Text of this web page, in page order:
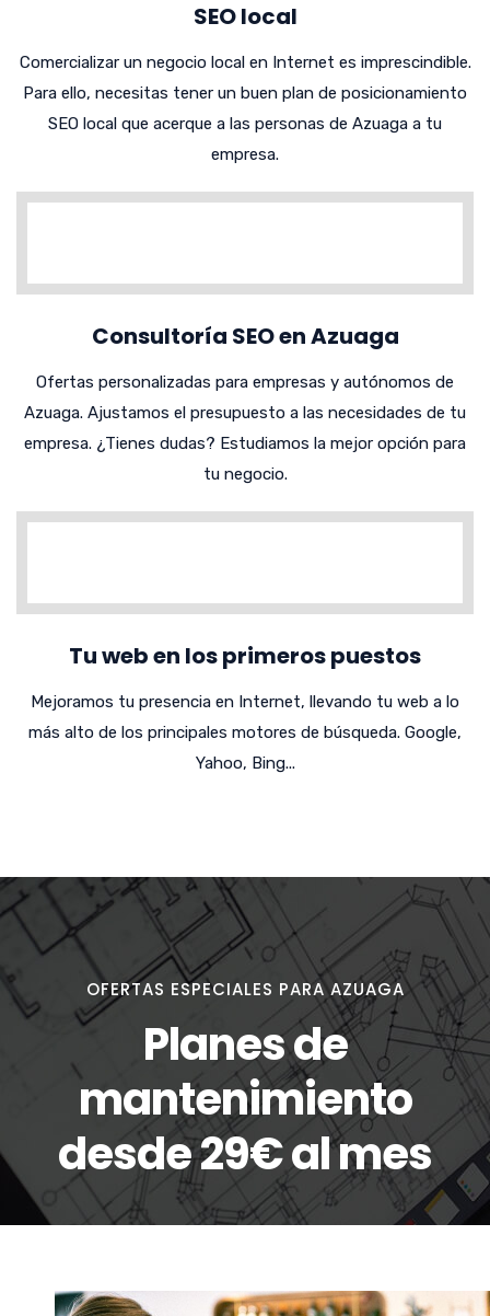
SEO local
Comercializar un negocio local en Internet es imprescindible.
Para ello, necesitas tener un buen plan de posicionamiento
SEO local que acerque a las personas de Azuaga a tu
empresa.
Consultoría SEO en Azuaga
Ofertas personalizadas para empresas y autónomos de
Azuaga. Ajustamos el presupuesto a las necesidades de tu
empresa. ¿Tienes dudas? Estudiamos la mejor opción para
tu negocio.
Tu web en los primeros puestos
Mejoramos tu presencia en Internet, llevando tu web a lo
más alto de los principales motores de búsqueda. Google,
Yahoo, Bing...
OFERTAS ESPECIALES PARA AZUAGA
Planes de
mantenimiento
desde 29€ al mes